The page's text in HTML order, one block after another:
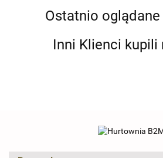
Ostatnio
Inni Klienci kupili